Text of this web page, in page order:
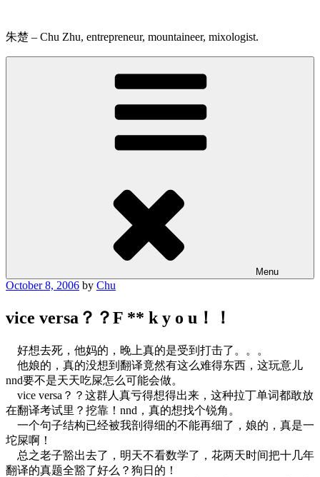
content
朱楚 – Chu Zhu, entrepreneur, mountaineer, mixologist.
Menu
Posted
October 8, 2006 by Chu
vice versa？？F ** k y o u！！
好想去死，他妈的，晚上真的是受到打击了。。。
他娘的，真的没想到翻译竟然有这么难得东西，这玩意儿
nnd要不是天天吃屎怎么可能会做。
vice versa？？这群人真亏得想得出来，这种拉丁单词都敢放
在翻译考试里？挖靠！nnd，真的想找个锐角。
一个句子结构已经被我剖得细的不能再细了，娘的，真是一
坨屎啊！
总之老子豁出去了，明天不看数学了，花两天时间把十几年
翻译的真题全豁了好么？狗日的！